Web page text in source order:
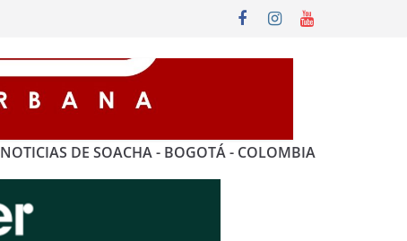
NOTICIAS DE SOACHA - BOGOTÁ - COLOMBIA